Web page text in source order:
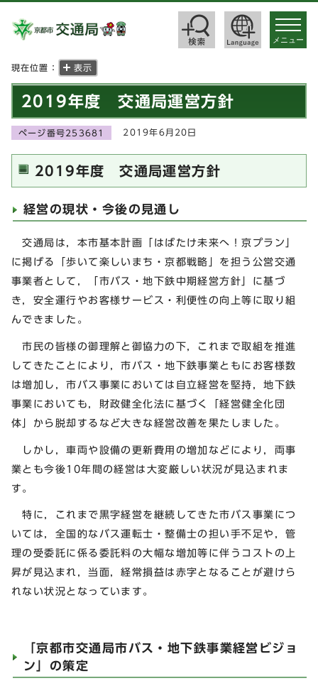
toggle
メニュー
現在位置： 表示
2019年度 交通局運営方針
ページ番号253681 2019年6月20日
2019年度 交通局運営方針
経営の現状・今後の見通し
交通局は，本市基本計画「はばたけ未来へ！京プラン」
に掲げる「歩いて楽しいまち・京都戦略」を担う公営交通
事業者として，「市バス・地下鉄中期経営方針」に基づ
き，安全運行やお客様サービス・利便性の向上等に取り組
んできました。
市民の皆様の御理解と御協力の下，これまで取組を推進
してきたことにより，市バス・地下鉄事業ともにお客様数
は増加し，市バス事業においては自立経営を堅持，地下鉄
事業においても，財政健全化法に基づく「経営健全化団
体」から脱却するなど大きな経営改善を果たしました。
しかし，車両や設備の更新費用の増加などにより，両事
業とも今後10年間の経営は大変厳しい状況が見込まれま
す。
特に，これまで黒字経営を継続してきた市バス事業につ
いては，全国的なバス運転士・整備士の担い手不足や，管
理の受委託に係る委託料の大幅な増加等に伴うコストの上
昇が見込まれ，当面，経常損益は赤字となることが避けら
れない状況となっています。
「京都市交通局市バス・地下鉄事業経営ビジョ
ン」の策定